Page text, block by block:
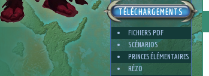
TÉLÉCHARGEMENTS
FICHIERS PDF
SCÉNARIOS
PRINCES ÉLÉMENTAIRES
RÉZO